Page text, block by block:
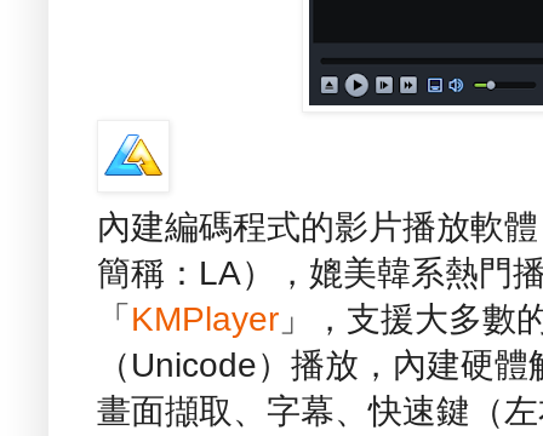
內建編碼程式的影片播放軟
簡稱：LA），媲美韓系熱門
「 KMPlayer 」，支援大多數
（Unicode）播放，內建硬
畫面擷取、字幕、快速鍵（